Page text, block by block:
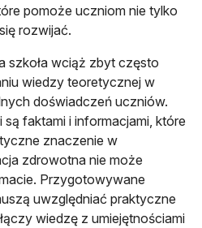
pomoże uczniom nie tylko
rozwijać.
szkoła wciąż zbyt często
wiedzy teoretycznej w
doświadczeń uczniów.
faktami i informacjami, które
znaczenie w
zdrowotna nie może
Przygotowywane
uwzględniać praktyczne
wiedzę z umiejętnościami